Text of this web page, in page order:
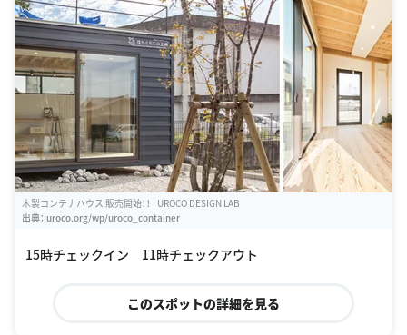
木製コンテナハウス 販売開始！！ | UROCO DESIGN LAB
出典： uroco.org/wp/uroco_container
15時チェックイン 11時チェックアウト
このスポットの詳細を見る